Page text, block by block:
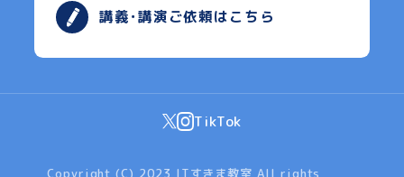
講義･講演ご依頼はこちら
TikTok
Copyright (C) 2023 ITすきま教室 All rights